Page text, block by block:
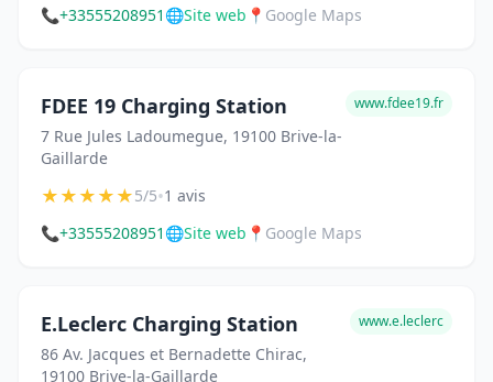
📞+33555208951 🌐Site web 📍 Google Maps
FDEE 19 Charging Station
7 Rue Jules Ladoumegue, 19100 Brive-la-
Gaillarde
www.fdee19.fr
★★★★★5/5•1 avis
📞+33555208951 🌐Site web 📍 Google Maps
E.Leclerc Charging Station
86 Av. Jacques et Bernadette Chirac,
19100 Brive-la-Gaillarde
www.e.leclerc